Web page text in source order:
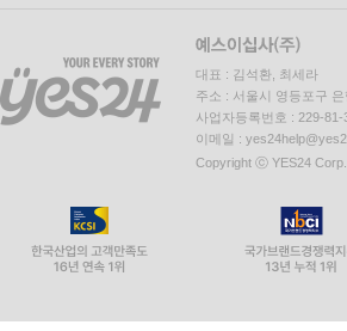
대표 : 김석환, 최세라
주소 : 서울시 영등포구
사업자등록번호 : 229-
이메일 :
Copyright ⓒ YES24 Corp.